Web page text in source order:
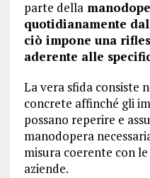
parte della
quotidianamente
ciò impone una
aderente alle
La vera sfida consiste
concrete affinché gli
possano reperire e
manodopera
misura coerente con
aziende.